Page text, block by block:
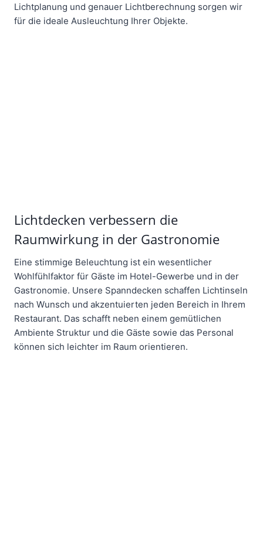
Lichtplanung und genauer Lichtberechnung sorgen wir
für die ideale Ausleuchtung Ihrer Objekte.
Lichtdecken verbessern die
Raumwirkung in der Gastronomie
Eine stimmige Beleuchtung ist ein wesentlicher
Wohlfühlfaktor für Gäste im Hotel-Gewerbe und in der
Gastronomie. Unsere Spanndecken schaffen Lichtinseln
nach Wunsch und akzentuierten jeden Bereich in Ihrem
Restaurant. Das schafft neben einem gemütlichen
Ambiente Struktur und die Gäste sowie das Personal
können sich leichter im Raum orientieren.